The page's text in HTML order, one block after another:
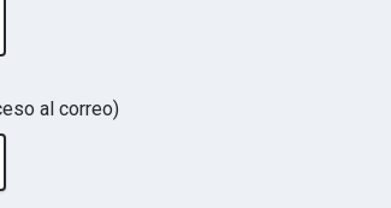
al correo)